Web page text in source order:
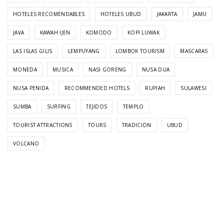
HOTELES RECOMENDABLES HOTELES UBUD JAKARTA JAMU
JAVA KAWAH IJEN KOMODO KOPI LUWAK
LAS ISLAS GILIS LEMPUYANG LOMBOK TOURISM MASCARAS
MONEDA MUSICA NASI GORENG NUSA DUA
NUSA PENIDA RECOMMENDED HOTELS RUPIAH SULAWESI
SUMBA SURFING TEJIDOS TEMPLO
TOURIST ATTRACTIONS TOURS TRADICION UBUD
VOLCANO